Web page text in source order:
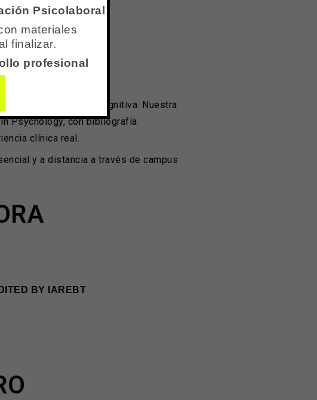
y la Terapia Cognitiva. Nuestra
Psychology, con bibliografía
clínica real.
y a distancia a través de campus
BY IAREBT
Psicolaboral
materiales
finalizar.
profesional